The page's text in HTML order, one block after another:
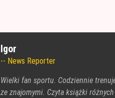
Igor
News Reporter
Wielki fan sportu. Codziennie
ze znajomymi. Czyta książki